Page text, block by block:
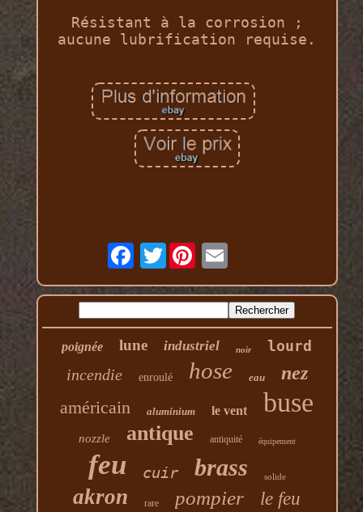
Résistant à la corrosion ;
aucune lubrification requise.
Twitter
poignée lune industriel noir lourd
incendie enroulé hose eau nez
américain aluminium le vent buse
nozzle antique antiquité équipement
feu cuir brass solide
akron rare pompier le feu